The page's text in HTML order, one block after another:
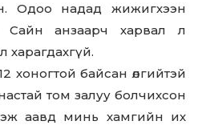
Одоо надад жижигхээн
Сайн анзаарч харвал л
харагдахгүй.
хоногтой байсан өлгийтэй
настай том залуу болчихсон
аавд минь хамгийн их